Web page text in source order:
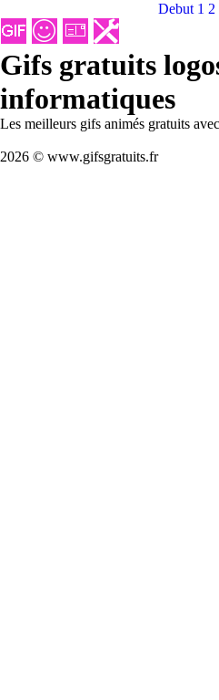
Debut 1 2
Gifs gratuits
informatiques
Les meilleurs gifs animés gratuits avec
2026 © www.gifsgratuits.fr